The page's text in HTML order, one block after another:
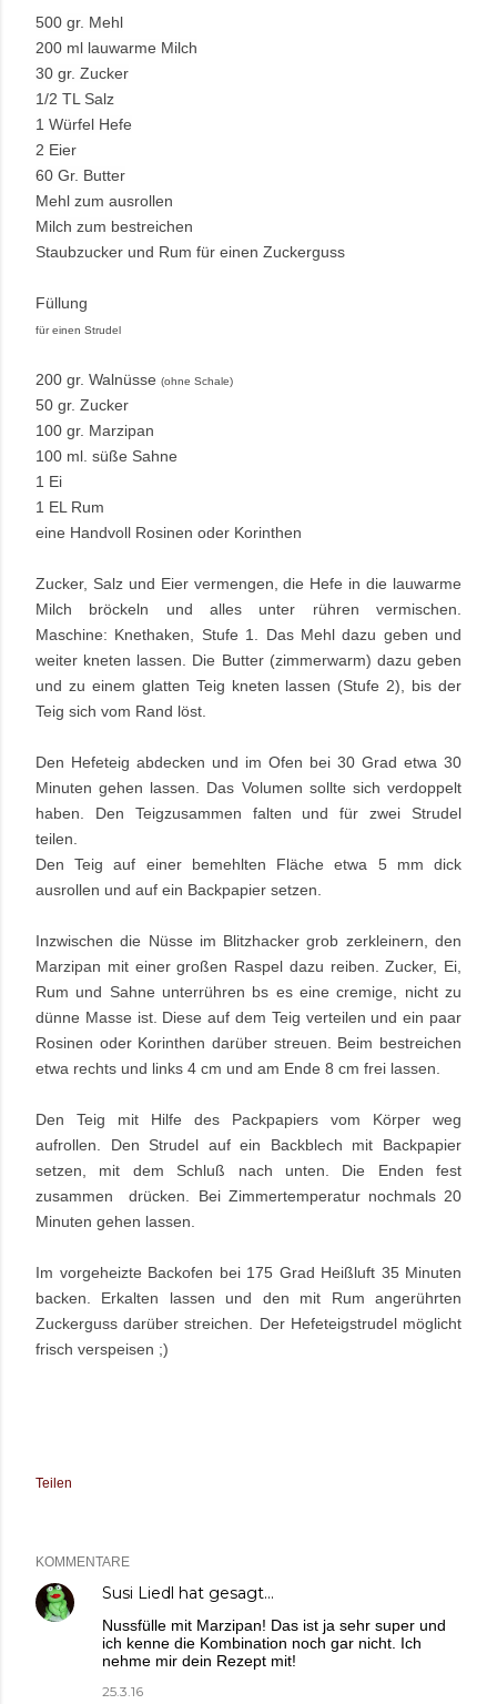
500 gr. Mehl
200 ml lauwarme Milch
30 gr. Zucker
1/2 TL Salz
1 Würfel Hefe
2 Eier
60 Gr. Butter
Mehl zum ausrollen
Milch zum bestreichen
Staubzucker und Rum für einen Zuckerguss
Füllung
für einen Strudel
200 gr. Walnüsse (ohne Schale)
50 gr. Zucker
100 gr. Marzipan
100 ml. süße Sahne
1 Ei
1 EL Rum
eine Handvoll Rosinen oder Korinthen
Zucker, Salz und Eier vermengen, die Hefe in die lauwarme
Milch bröckeln und alles unter rühren vermischen.
Maschine: Knethaken, Stufe 1. Das Mehl dazu geben und
weiter kneten lassen. Die Butter (zimmerwarm) dazu geben
und zu einem glatten Teig kneten lassen (Stufe 2), bis der
Teig sich vom Rand löst.
Den Hefeteig abdecken und im Ofen bei 30 Grad etwa 30
Minuten gehen lassen. Das Volumen sollte sich verdoppelt
haben. Den Teigzusammen falten und für zwei Strudel
teilen.
Den Teig auf einer bemehlten Fläche etwa 5 mm dick
ausrollen und auf ein Backpapier setzen.
Inzwischen die Nüsse im Blitzhacker grob zerkleinern, den
Marzipan mit einer großen Raspel dazu reiben. Zucker, Ei,
Rum und Sahne unterrühren bs es eine cremige, nicht zu
dünne Masse ist. Diese auf dem Teig verteilen und ein paar
Rosinen oder Korinthen darüber streuen. Beim bestreichen
etwa rechts und links 4 cm und am Ende 8 cm frei lassen.
Den Teig mit Hilfe des Packpapiers vom Körper weg
aufrollen. Den Strudel auf ein Backblech mit Backpapier
setzen, mit dem Schluß nach unten. Die Enden fest
zusammen  drücken. Bei Zimmertemperatur nochmals 20
Minuten gehen lassen.
Im vorgeheizte Backofen bei 175 Grad Heißluft 35 Minuten
backen. Erkalten lassen und den mit Rum angerührten
Zuckerguss darüber streichen. Der Hefeteigstrudel möglicht
frisch verspeisen ;)
Teilen
KOMMENTARE
Susi Liedl hat gesagt…
Nussfülle mit Marzipan! Das ist ja sehr super und
ich kenne die Kombination noch gar nicht. Ich
nehme mir dein Rezept mit!
25.3.16